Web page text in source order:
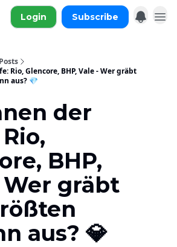
Login Subscribe
Posts
Rio, Glencore, BHP, Vale - Wer gräbt
aus? 💎
der
BHP,
Wer gräbt
aus? 💎